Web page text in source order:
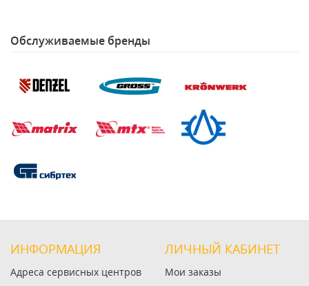
Обслуживаемые бренды
ИНФОРМАЦИЯ
Адреса сервисных центров
ЛИЧНЫЙ КАБИНЕТ
Мои заказы